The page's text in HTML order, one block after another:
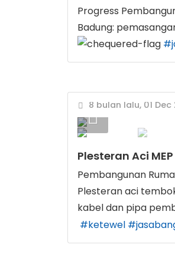
Progress
Badung:
8 bulan lalu, 01 Dec
Plesteran Aci
Pembangunan
Plesteran aci
kabel dan pipa
#ketewel